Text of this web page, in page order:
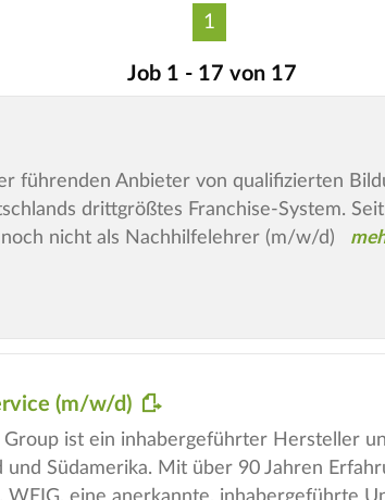
1
Job 1 - 17 von 17
führenden Anbieter von qualifizierten
drittgrößtes Franchise-System.
nicht als Nachhilfelehrer (m/w/d)
(m/w/d)
Group ist ein inhabergeführter Hersteller
Südamerika. Mit über 90 Jahren
WEIG, eine anerkannte, inhabergeführte